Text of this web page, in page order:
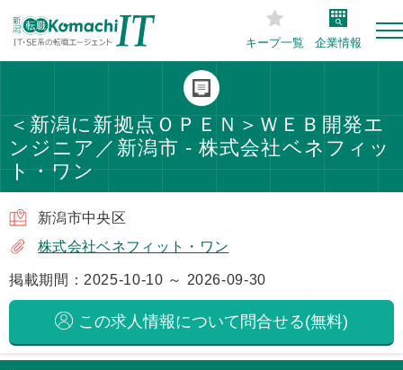
キープ一覧 企業情報
＜新潟に新拠点ＯＰＥＮ＞ＷＥＢ開発エ
ンジニア／新潟市 - 株式会社ベネフィッ
ト・ワン
新潟市中央区
株式会社ベネフィット・ワン
掲載期間：2025-10-10 ～ 2026-09-30
この求人情報について問合せる(無料)